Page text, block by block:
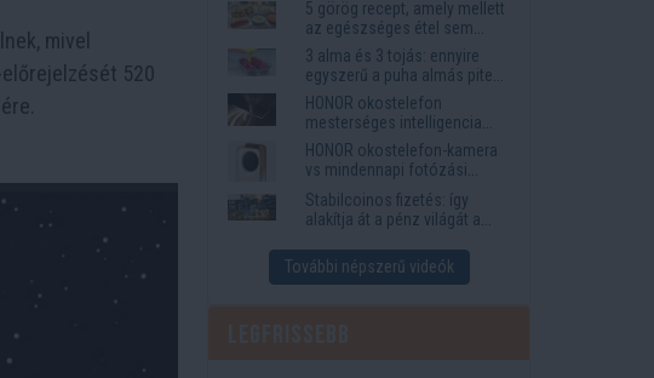
mivel
520
és a bérletár
5 görög recept, amely mellett
az egészséges étel sem
tűnik lemondásnak
3 alma és 3 tojás: ennyire
egyszerű a puha almás pite
titka
HONOR okostelefon
mesterséges intelligencia
funkciók, amelyek
megkönnyítik az életet
HONOR okostelefon-kamera
vs mindennapi fotózási
igények
Stabilcoinos fizetés: így
alakítja át a pénz világát a
Western Union
További népszerű videók